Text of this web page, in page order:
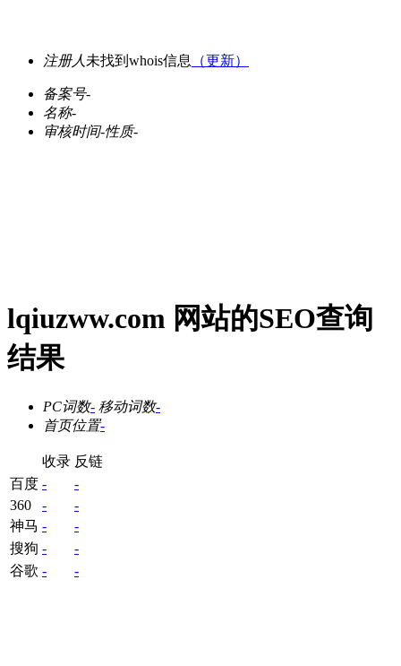
注册人 未找到whois信息 （更新）
备案号-
名称-
审核时间-性质-
lqiuzww.com 网站的SEO查询
结果
PC词数- 移动词数-
首页位置-
收录 反链
百度 -
-
360
-
-
神马 -
-
搜狗 -
-
谷歌 - -